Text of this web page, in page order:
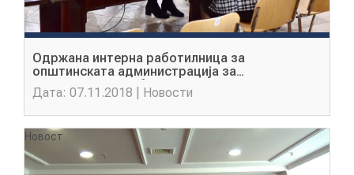
Одржана интерна работилница за
општинската администрација за
партиципативно буџетирање во Општина
Ѓорче Петров
Дата: 07.11.2018 | Новости
Новост